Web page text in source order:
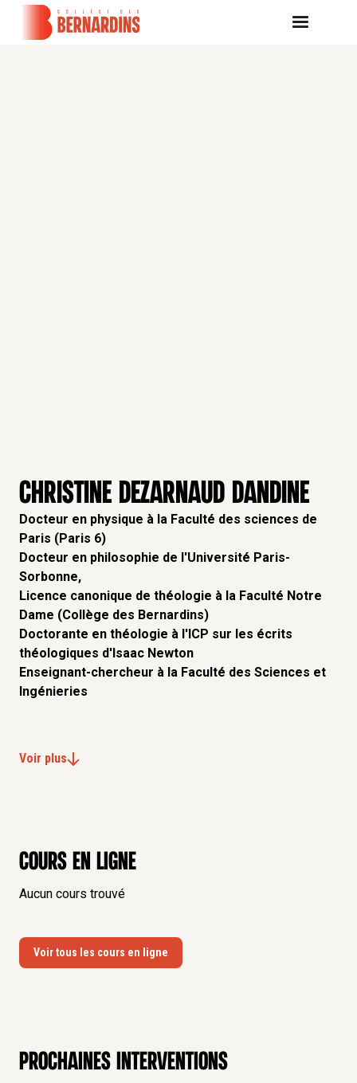
CHRISTINE DEZARNAUD DANDINE
Docteur en physique à la Faculté des sciences de
Paris (Paris 6)
Docteur en philosophie de l'Université Paris-
Sorbonne,
Licence canonique de théologie à la Faculté Notre
Dame (Collège des Bernardins)
Doctorante en théologie à l'ICP sur les écrits
théologiques d'Isaac Newton
Enseignant-chercheur à la Faculté des Sciences et
Ingénieries
Voir plus
Cours en ligne
Aucun cours trouvé
Voir tous les cours en ligne
Prochaines interventions